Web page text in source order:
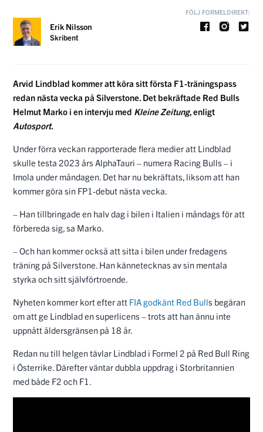
Erik Nilsson
Skribent
FÖLJ FORMELDIREKT:
Arvid Lindblad kommer att köra sitt första F1-träningspass
redan nästa vecka på Silverstone. Det bekräftade Red Bulls
Helmut Marko i en intervju med Kleine Zeitung, enligt
Autosport.
Under förra veckan rapporterade flera medier att Lindblad
skulle testa 2023 års AlphaTauri – numera Racing Bulls – i
Imola under måndagen. Det har nu bekräftats, liksom att han
kommer göra sin FP1-debut nästa vecka.
– Han tillbringade en halv dag i bilen i Italien i måndags för att
förbereda sig, sa Marko.
– Och han kommer också att sitta i bilen under fredagens
träning på Silverstone. Han kännetecknas av sin mentala
styrka och sitt självförtroende.
Nyheten kommer kort efter att FIA godkänt Red Bulls begäran
om att ge Lindblad en superlicens – trots att han ännu inte
uppnått åldersgränsen på 18 år.
Redan nu till helgen tävlar Lindblad i Formel 2 på Red Bull Ring
i Österrike. Därefter väntar dubbla uppdrag i Storbritannien
med både F2 och F1.